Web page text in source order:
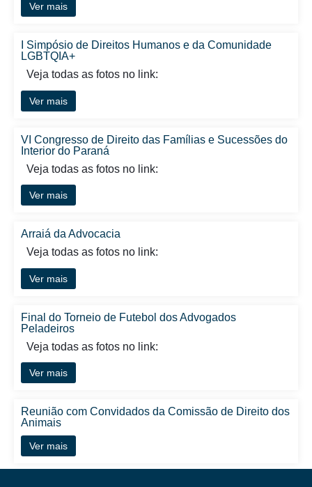
Ver mais
I Simpósio de Direitos Humanos e da Comunidade
LGBTQIA+
Veja todas as fotos no link:
Ver mais
VI Congresso de Direito das Famílias e Sucessões do
Interior do Paraná
Veja todas as fotos no link:
Ver mais
Arraiá da Advocacia
Veja todas as fotos no link:
Ver mais
Final do Torneio de Futebol dos Advogados
Peladeiros
Veja todas as fotos no link:
Ver mais
Reunião com Convidados da Comissão de Direito dos
Animais
Ver mais